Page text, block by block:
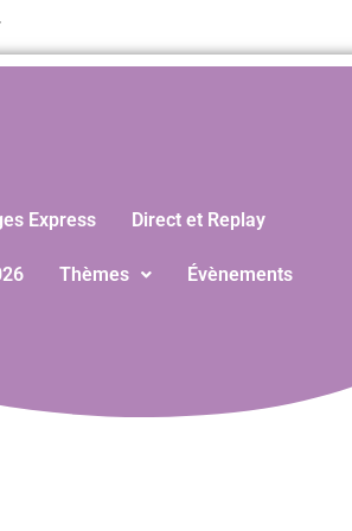
Express Direct et Replay
Thèmes Évènements